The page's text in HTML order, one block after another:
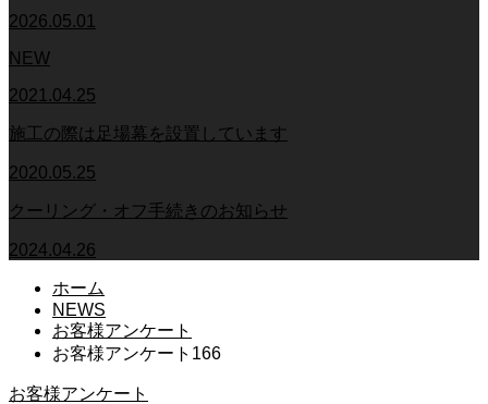
2026.05.01
NEW
2021.04.25
施工の際は足場幕を設置しています
2020.05.25
クーリング・オフ手続きのお知らせ
2024.04.26
ホーム
NEWS
お客様アンケート
お客様アンケート166
お客様アンケート